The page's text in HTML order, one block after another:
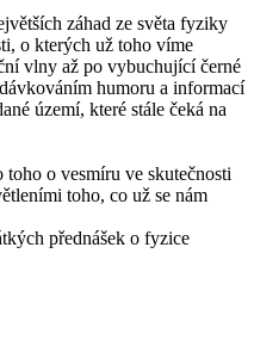
záhad ze světa fyziky
o kterých už toho víme
vlny až po vybuchující černé
humoru a informací
území, které stále čeká na
o vesmíru ve skutečnosti
toho, co už se nám
přednášek o fyzice